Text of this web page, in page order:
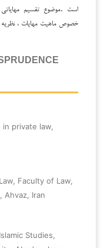
است .موضوع تقسیم مهایاتی
خصوص ماهیت مهایات ،
private law,
Faculty of Law,
Ahvaz, Iran
Studies,